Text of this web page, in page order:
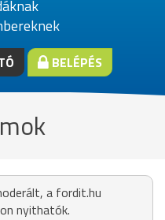
BELÉPÉS
a fordit.hu
nyithatók.